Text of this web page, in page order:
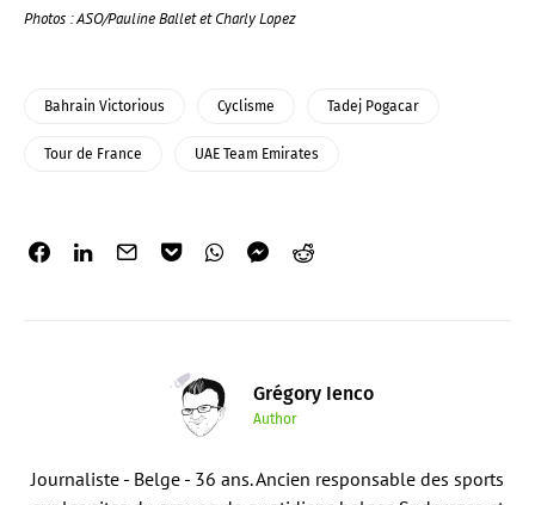
Photos : ASO/Pauline Ballet et Charly Lopez
Bahrain Victorious Cyclisme Tadej Pogacar
Tour de France UAE Team Emirates
Grégory Ienco
Author
Journaliste - Belge - 36 ans. Ancien responsable des sports